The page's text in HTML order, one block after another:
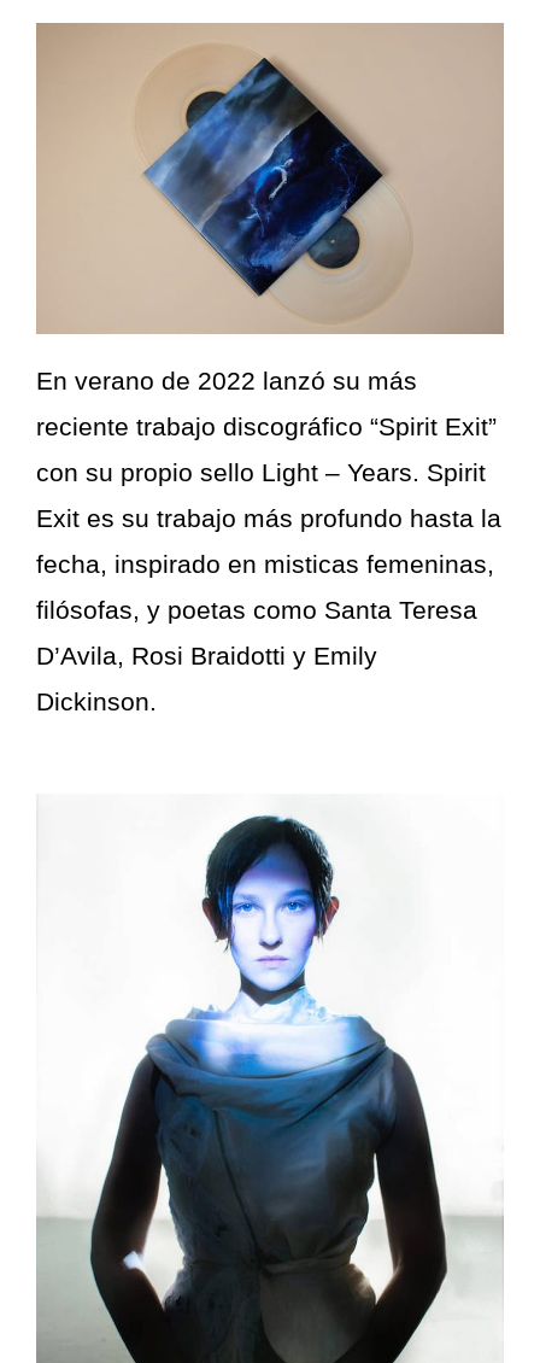
En verano de 2022 lanzó su más
reciente trabajo discográfico “Spirit Exit”
con su propio sello Light – Years. Spirit
Exit es su trabajo más profundo hasta la
fecha, inspirado en misticas femeninas,
filósofas, y poetas como Santa Teresa
D’Avila, Rosi Braidotti y Emily
Dickinson.